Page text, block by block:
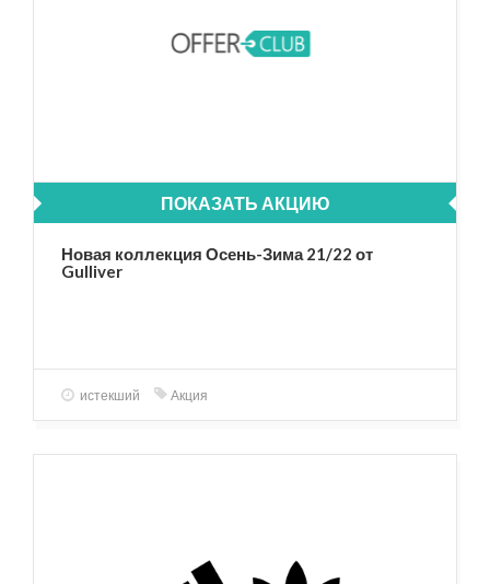
ПОКАЗАТЬ АКЦИЮ
Новая коллекция Осень-Зима 21/22 от
Gulliver
истекший Акция